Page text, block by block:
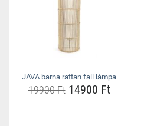
JAVA barna rattan fali lámpa
19900 Ft14900 Ft